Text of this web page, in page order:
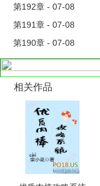
第192章 - 07-08
第191章 - 07-08
第190章 - 07-08
相关作品